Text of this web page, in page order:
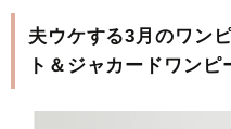
夫ウケする3月のワン
ト＆ジャカードワンピ